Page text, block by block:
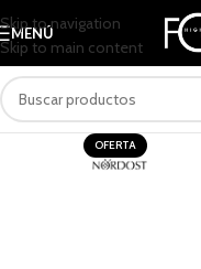
Skip to navigation
Skip to main content
MENÚ
OFERTA